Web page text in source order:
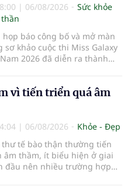
| 06/08/2026
Sức khỏe
họp báo công bố và mở màn
sơ khảo cuộc thi Miss Galaxy
2026 đã diễn ra thành
mô, khác biệt và tiên
hóa và Công nghệ số
vì tiến triển quá âm
| 06/08/2026
Khỏe - Đẹp
thư tế bào thận thường tiến
âm thầm, ít biểu hiện ở giai
đầu nên nhiều trường hợp